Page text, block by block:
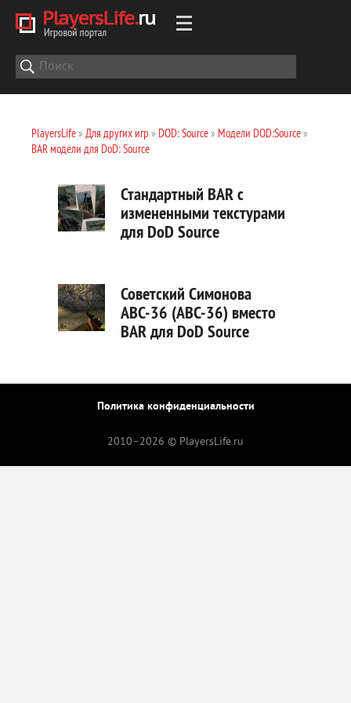
PlayersLife» Для других игр » DOD: Source» Модели DOD:Source»
BAR модели для DoD: Source
Стандартный BAR с
измененными текстурами
для DoD Source
Советский Симонова
АВС-36 (АВС-36) вместо
BAR для DoD Source
Политика конфиденциальности
2010–2026 © PlayersLife.ru